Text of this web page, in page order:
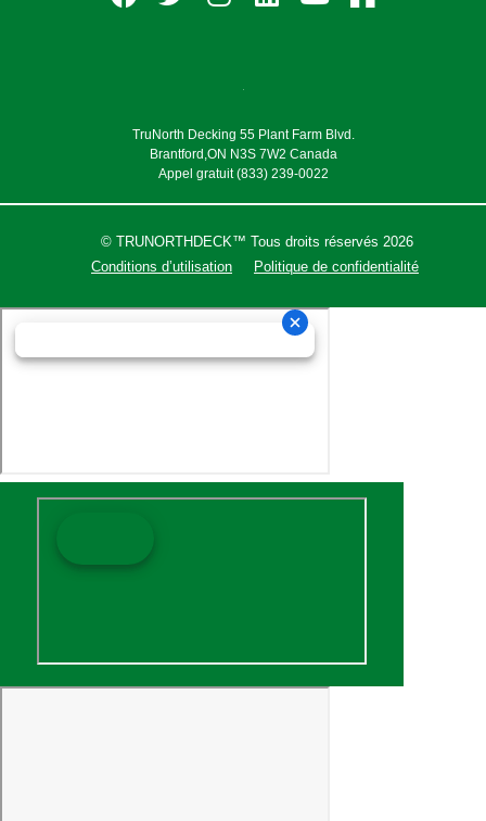
TruNorth Decking 55 Plant Farm Blvd.
Brantford,ON N3S 7W2 Canada
Appel gratuit (833) 239-0022
© TRUNORTHDECK™ Tous droits réservés 2026
Conditions d’utilisation
Politique de confidentialité